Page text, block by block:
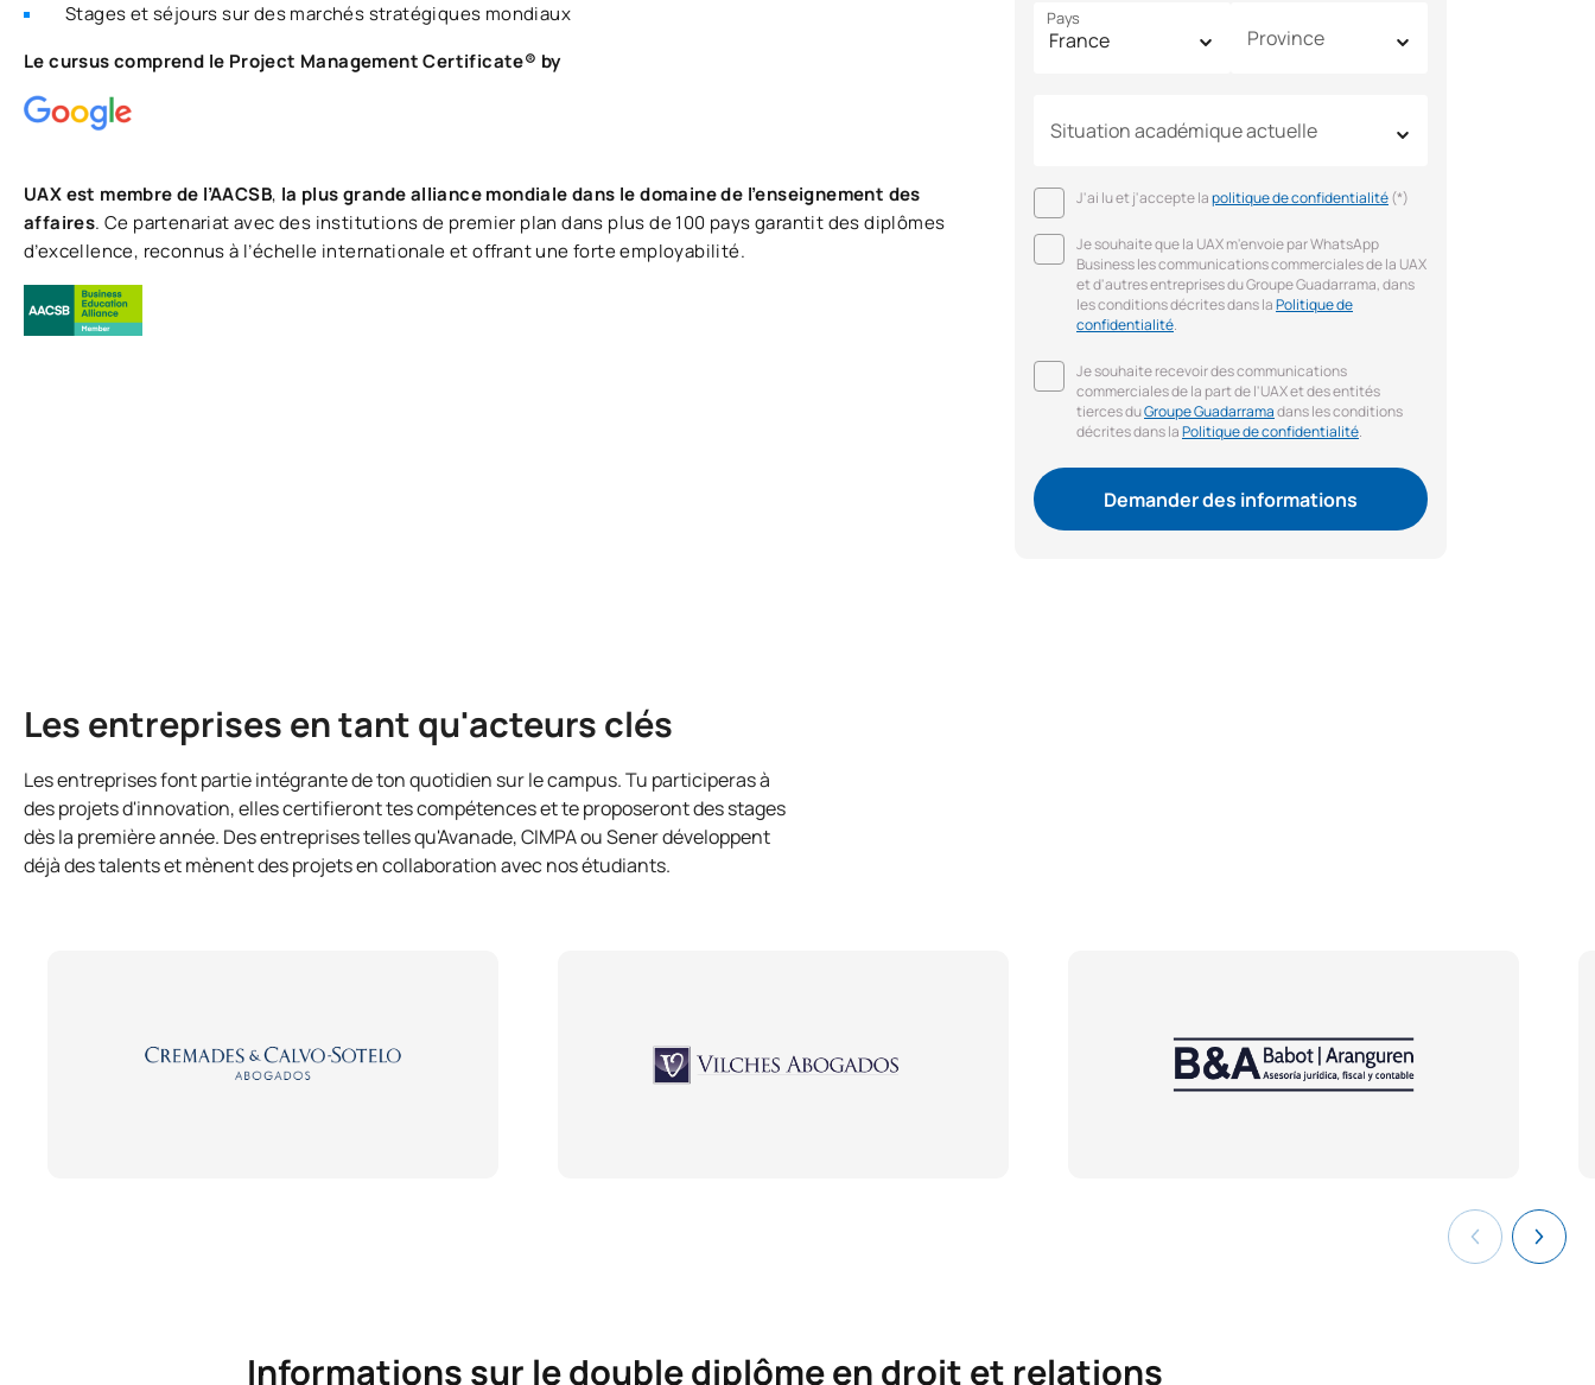
Stages et séjours sur des marchés stratégiques mondiaux
Le cursus comprend le Project Management Certificate® by
UAX est membre de l’AACSB, la plus grande alliance mondiale dans le domaine de l’enseignement des
affaires. Ce partenariat avec des institutions de premier plan dans plus de 100 pays garantit des diplômes
d’excellence, reconnus à l’échelle internationale et offrant une forte employabilité.
Pays
Province
Situation académique actuelle
J'ai lu et j'accepte lapolitique de confidentialité(*)
Je souhaite que la UAX m'envoie par WhatsApp
Business les communications commerciales de la UAX
et d'autres entreprises du Groupe Guadarrama, dans
les conditions décrites dans laPolitique de
confidentialité.
Je souhaite recevoir des communications
commerciales de la part de l'UAX et des entités
tierces duGroupe Guadarramadans les conditions
décrites dans laPolitique de confidentialité.
Demander des informations
Les entreprises en tant qu'acteurs clés
Les entreprises font partie intégrante de ton quotidien sur le campus. Tu participeras à
des projets d'innovation, elles certifieront tes compétences et te proposeront des stages
dès la première année. Des entreprises telles qu'Avanade, CIMPA ou Sener développent
déjà des talents et mènent des projets en collaboration avec nos étudiants.
Informations sur le double diplôme en droit et relations